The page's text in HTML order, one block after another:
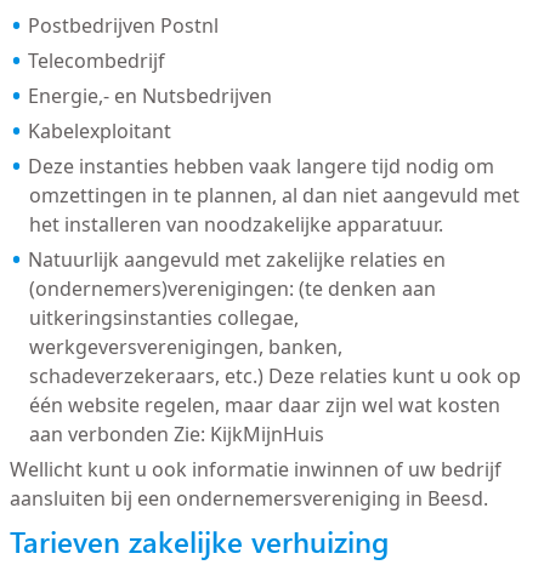
Postbedrijven Postnl
Telecombedrijf
Energie,- en Nutsbedrijven
Kabelexploitant
Deze instanties hebben vaak langere tijd nodig om
omzettingen in te plannen, al dan niet aangevuld met
het installeren van noodzakelijke apparatuur.
Natuurlijk aangevuld met zakelijke relaties en
(ondernemers)verenigingen: (te denken aan
uitkeringsinstanties collegae,
werkgeversverenigingen, banken,
schadeverzekeraars, etc.) Deze relaties kunt u ook op
één website regelen, maar daar zijn wel wat kosten
aan verbonden Zie: KijkMijnHuis
Wellicht kunt u ook informatie inwinnen of uw bedrijf
aansluiten bij een ondernemersvereniging in Beesd.
Tarieven zakelijke verhuizing